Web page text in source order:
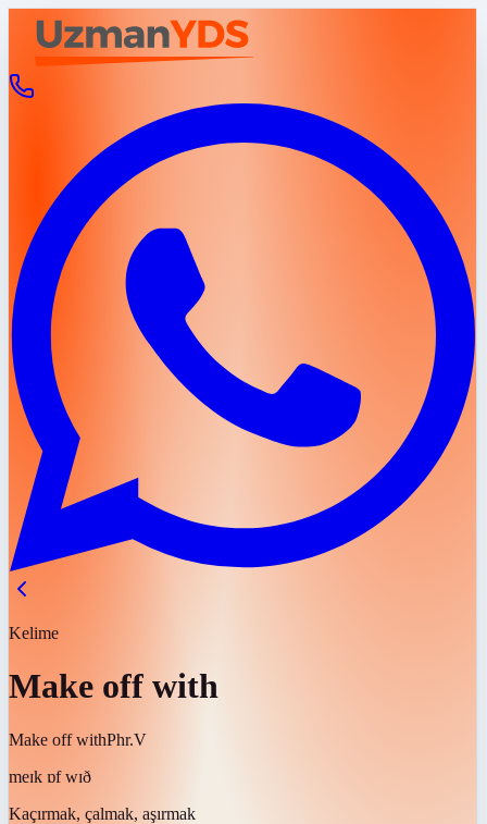
Kelime
Make off with
Make off withPhr.V
meɪk ɒf wɪð
Kaçırmak, çalmak, aşırmak